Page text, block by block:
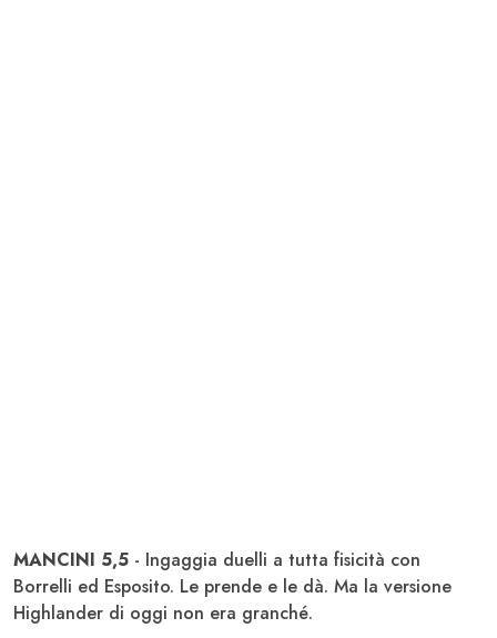
MANCINI 5,5 - Ingaggia duelli a tutta fisicità con
Borrelli ed Esposito. Le prende e le dà. Ma la versione
Highlander di oggi non era granché.